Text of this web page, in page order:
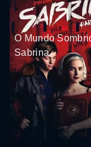
O Mundo
Sabrina